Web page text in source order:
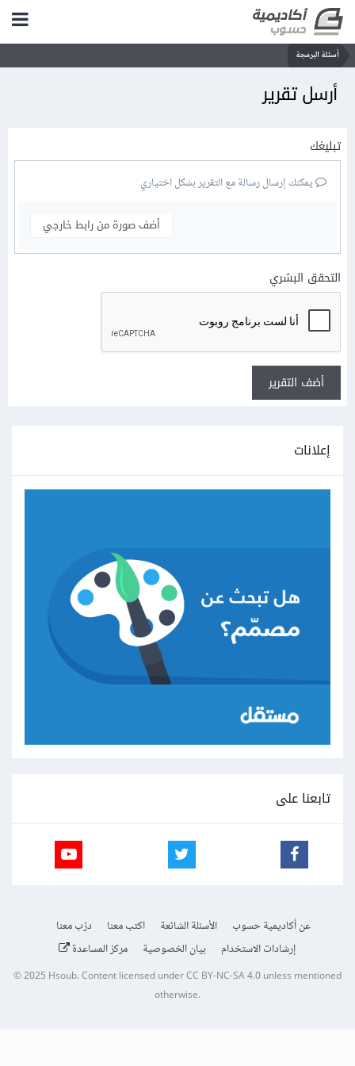
أسئلة البرمجة
أرسل تقرير
تبليغك
يمكنك إرسال رسالة مع التقرير بشكل اختياري
أضف صورة من رابط خارجي
التحقق البشري
أضف التقرير
إعلانات
تابعنا على
عن أكاديمية حسوب الأسئلة الشائعة اكتب معنا
درّب معنا
إرشادات الاستخدام
بيان الخصوصية مركز المساعدة
© 2025 Hsoub.Content licensed underCC BY-NC-SA 4.0unless mentioned
otherwise.